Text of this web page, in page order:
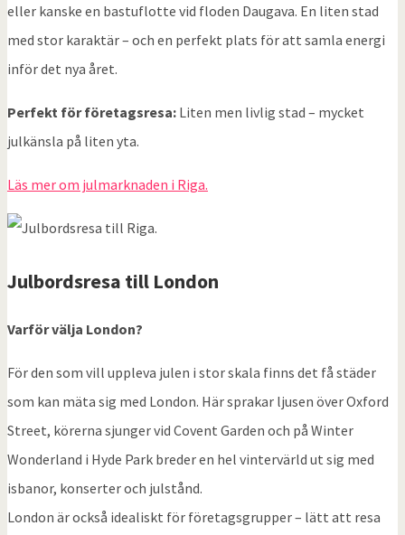
eller kanske en bastuflotte vid floden Daugava. En liten stad
med stor karaktär – och en perfekt plats för att samla energi
inför det nya året.
Perfekt för företagsresa: Liten men livlig stad – mycket
julkänsla på liten yta.
Läs mer om julmarknaden i Riga.
Julbordsresa till London
Varför välja London?
För den som vill uppleva julen i stor skala finns det få städer
som kan mäta sig med London. Här sprakar ljusen över Oxford
Street, körerna sjunger vid Covent Garden och på Winter
Wonderland i Hyde Park breder en hel vintervärld ut sig med
isbanor, konserter och julstånd.
London är också idealiskt för företagsgrupper – lätt att resa